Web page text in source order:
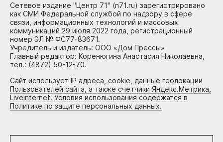
Сетевое издание "Центр 71" (n71.ru) зарегистрировано
как СМИ Федеральной службой по надзору в сфере
связи, информационных технологий и массовых
коммуникаций 29 июля 2022 года, регистрационный
номер ЭЛ № ФС77-83671.
Учредитель и издатель: ООО «Дом Прессы»
Главный редактор: Коренюгина Анастасия Николаевна,
тел.: (4872) 50-12-70.
Сайт использует IP адреса, cookie, данные геолокации
Пользователей сайта, а также счетчики Яндекс.Метрика,
Liveinternet. Условия использования содержатся в
Политике по защите персональных данных.